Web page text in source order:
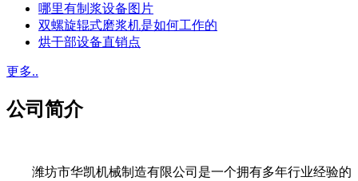
哪里有制浆设备图片
双螺旋辊式磨浆机是如何工作的
烘干部设备直销点
更多..
公司简介
潍坊市华凯机械制造有限公司是一个拥有多年行业经验的